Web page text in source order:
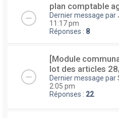
plan comptable
Dernier message par
11:17 pm
Réponses : 8
[Module
lot des articles
Dernier message par
2:05 pm
Réponses : 22